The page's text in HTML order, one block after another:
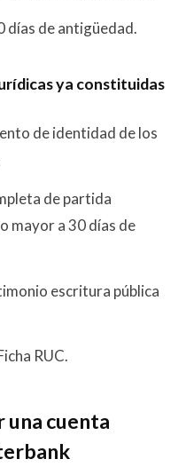
días de antigüedad.
ya constituidas
de identidad de los
de partida
mayor a 30 días de
escritura pública
RUC.
una cuenta